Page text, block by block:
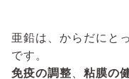
亜鉛は、からだにと
です。
免疫の調整、 粘膜の